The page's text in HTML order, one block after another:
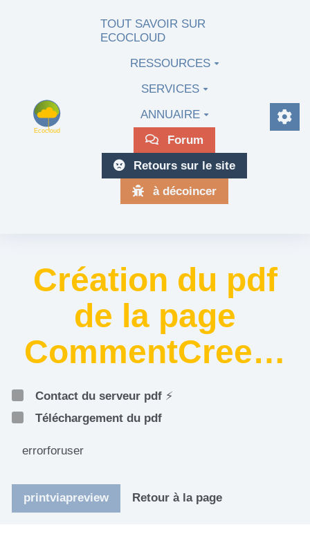
Aller au contenu principal
TOUT SAVOIR SUR
ECOCLOUD
RESSOURCES
SERVICES
ANNUAIRE
Forum
Retours sur le site
à décoincer
Création du pdf
de la page
CommentCree…
Contact du serveur pdf ⚡
Téléchargement du pdf
errorforuser
printviapreview Retour à la page